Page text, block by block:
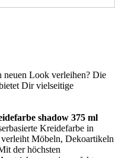
neuen Look verleihen? Die
Dir vielseitige
shadow 375 ml
Kreidefarbe in
Möbeln, Dekoartikeln
der höchsten